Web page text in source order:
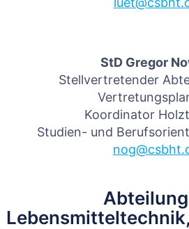
StD Gregor
Stellvertretender
Koordinator
Studien- und